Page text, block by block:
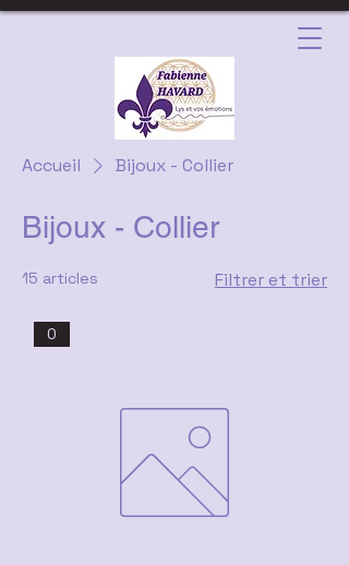
Accueil Bijoux - Collier
Bijoux - Collier
15 articles Filtrer et trier
0